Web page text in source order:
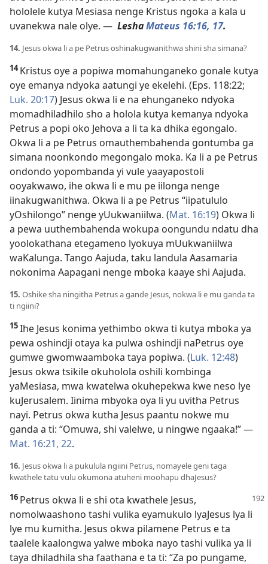
hololele kutya Mesiasa nenge Kristus ngoka a kala u
uvanekwa nale olye. — LeshaMateus 16:16, 17.
14. Jesus okwa li a pe Petrus oshinakugwanithwa shini sha simana?
14Kristus oye a popiwa momahunganeko gonale kutya
oye emanya ndyoka aatungi ye ekelehi. (Eps. 118:22;
Luk. 20:17) Jesus okwa li e na ehunganeko ndyoka
momadhiladhilo sho a holola kutya kemanya ndyoka
Petrus a popi oko Jehova a li ta ka dhika egongalo.
Okwa li a pe Petrus omauthembahenda gontumba ga
simana noonkondo megongalo moka. Ka li a pe Petrus
ondondo yopombanda yi vule yaayapostoli
ooyakwawo, ihe okwa li e mu pe iilonga nenge
iinakugwanithwa. Okwa li a pe Petrus “iipatululo
yOshilongo” nenge yUukwaniilwa. (Mat. 16:19) Okwa li
a pewa uuthembahenda wokupa oongundu ndatu dha
yoolokathana etegameno lyokuya mUukwaniilwa
waKalunga. Tango Aajuda, taku landula Aasamaria
nokonima Aapagani nenge mboka kaaye shi Aajuda.
15. Oshike sha ningitha Petrus a gande Jesus, nokwa li e mu ganda ta
ti ngiini?
15Ihe Jesus konima yethimbo okwa ti kutya mboka ya
pewa oshindji otaya ka pulwa oshindji naPetrus oye
gumwe gwomwaamboka taya popiwa. (Luk. 12:48)
Jesus okwa tsikile okuholola oshili kombinga
yaMesiasa, mwa kwatelwa okuhepekwa kwe neso lye
kuJerusalem. Iinima mbyoka oya li yu uvitha Petrus
nayi. Petrus okwa kutha Jesus paantu nokwe mu
ganda a ti: “Omuwa, shi valelwe, u ningwe ngaaka!” —
Mat. 16:21, 22.
16. Jesus okwa li a pukulula ngiini Petrus, nomayele geni taga
kwathele tatu vulu okumona atuheni moohapu dhaJesus?
16 Petrus okwa li e shi ota kwathele Jesus,
nomolwaashono tashi vulika eyamukulo lyaJesus lya li
lye mu kumitha. Jesus okwa pilamene Petrus e ta
taalele kaalongwa yalwe mboka nayo tashi vulika ya li
taya dhiladhila sha faathana e ta ti: “Za po pungame,